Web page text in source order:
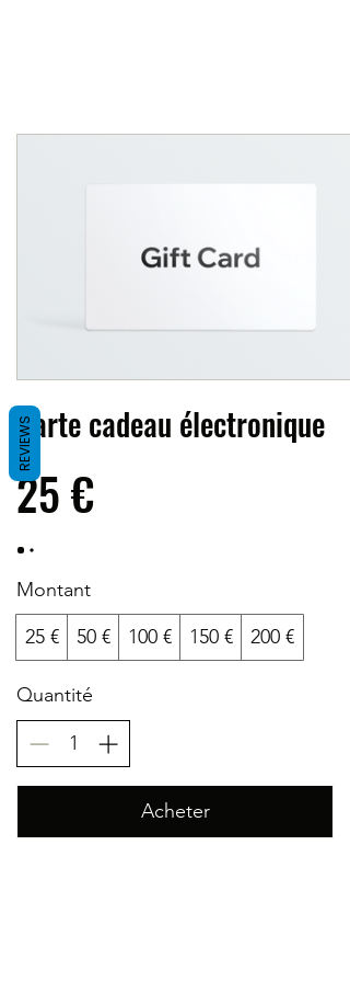
Carte cadeau électronique
25 €
Montant
25 €
50 € 100 € 150 € 200 €
Quantité
Acheter
REVIEWS